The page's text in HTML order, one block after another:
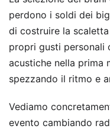
perdono i soldi dei
di costruire la
propri gusti personali
acustiche nella prima
spezzando il ritmo e
Vediamo
evento cambiando